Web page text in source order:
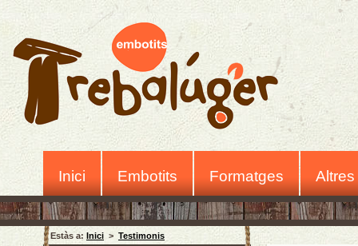
Inici Embotits Formatges
Estàs a: Inici > Testimonis